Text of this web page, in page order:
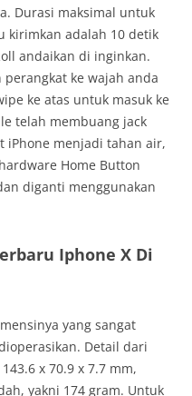
Durasi maksimal untuk
kirimkan adalah 10 detik
andaikan di inginkan.
perangkat ke wajah anda
ke atas untuk masuk ke
telah membuang jack
iPhone menjadi tahan air,
Home Button
diganti menggunakan
Iphone X Di
yang sangat
Detail dari
x 70.9 x 7.7 mm,
yakni 174 gram. Untuk